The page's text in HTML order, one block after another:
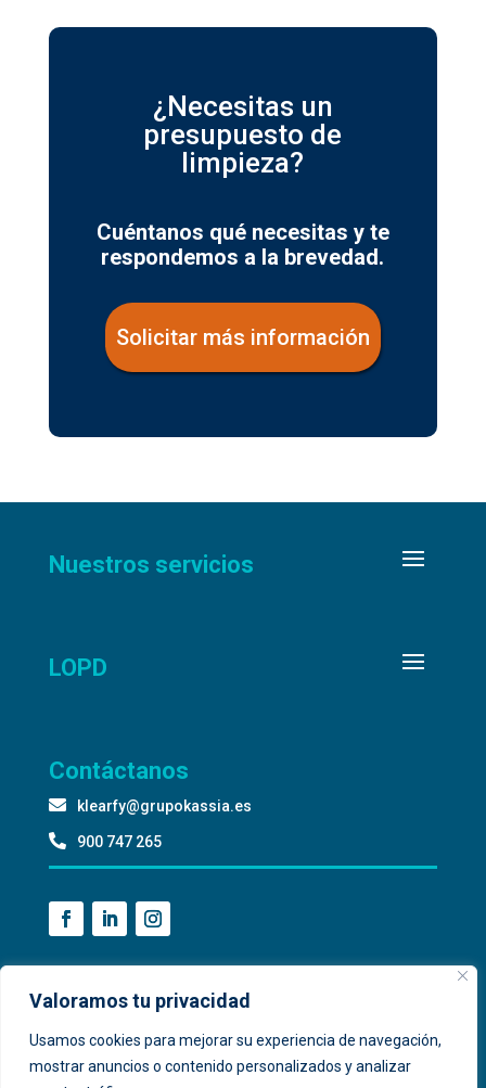
Valoramos tu privacidad
Usamos cookies para mejorar su experiencia de navegación,
mostrar anuncios o contenido personalizados y analizar
¿Necesitas un
presupuesto de
limpieza?
Cuéntanos qué necesitas y te
respondemos a la brevedad.
Solicitar más información
Nuestros servicios
LOPD
Contáctanos

klearfy@grupokassia.es

900 747 265